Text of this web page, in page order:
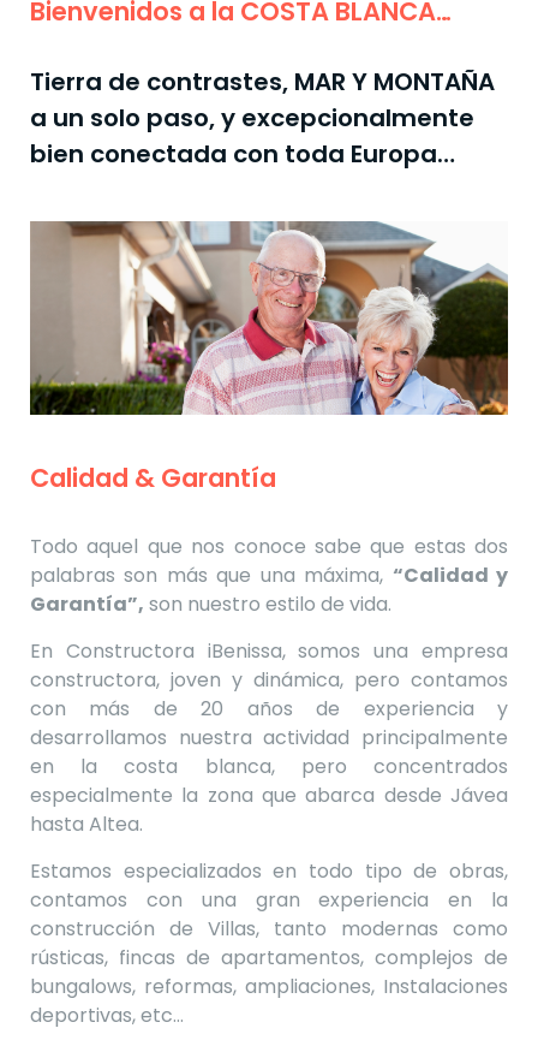
Bienvenidos a la COSTA BLANCA…
Tierra de contrastes, MAR Y MONTAÑA
a un solo paso, y excepcionalmente
bien conectada con toda Europa…
Calidad & Garantía
Todo aquel que nos conoce sabe que estas dos
palabras son más que una máxima, “Calidad y
Garantía”, son nuestro estilo de vida.
En Constructora iBenissa, somos una empresa
constructora, joven y dinámica, pero contamos
con más de 20 años de experiencia y
desarrollamos nuestra actividad principalmente
en la costa blanca, pero concentrados
especialmente la zona que abarca desde Jávea
hasta Altea.
Estamos especializados en todo tipo de obras,
contamos con una gran experiencia en la
construcción de Villas, tanto modernas como
rústicas, fincas de apartamentos, complejos de
bungalows, reformas, ampliaciones, Instalaciones
deportivas, etc…